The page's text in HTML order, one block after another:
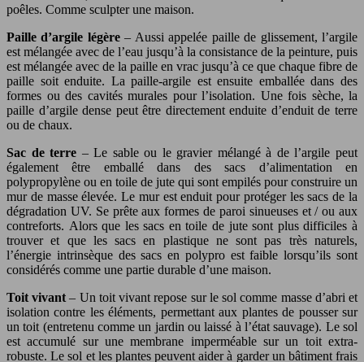
poêles. Comme sculpter une maison.
Paille d’argile légère– Aussi appelée paille de glissement, l’argile
est mélangée avec de l’eau jusqu’à la consistance de la peinture, puis
est mélangée avec de la paille en vrac jusqu’à ce que chaque fibre de
paille soit enduite. La paille-argile est ensuite emballée dans des
formes ou des cavités murales pour l’isolation. Une fois sèche, la
paille d’argile dense peut être directement enduite d’enduit de terre
ou de chaux.
Sac de terre – Le sable ou le gravier mélangé à de l’argile peut
également être emballé dans des sacs d’alimentation en
polypropylène ou en toile de jute qui sont empilés pour construire un
mur de masse élevée. Le mur est enduit pour protéger les sacs de la
dégradation UV. Se prête aux formes de paroi sinueuses et / ou aux
contreforts. Alors que les sacs en toile de jute sont plus difficiles à
trouver et que les sacs en plastique ne sont pas très naturels,
l’énergie intrinsèque des sacs en polypro est faible lorsqu’ils sont
considérés comme une partie durable d’une maison.
Toit vivant – Un toit vivant repose sur le sol comme masse d’abri et
isolation contre les éléments, permettant aux plantes de pousser sur
un toit (entretenu comme un jardin ou laissé à l’état sauvage). Le sol
est accumulé sur une membrane imperméable sur un toit extra-
robuste. Le sol et les plantes peuvent aider à garder un bâtiment frais